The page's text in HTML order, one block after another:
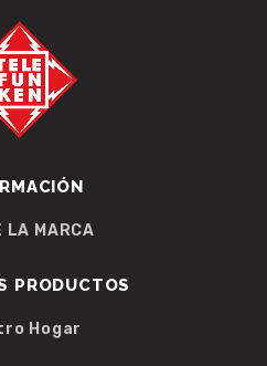
LA MARCA
PRODUCTOS
Hogar